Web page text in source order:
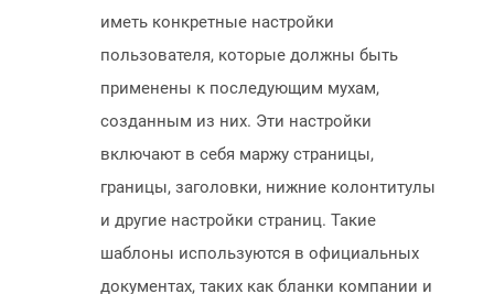
иметь конкретные настройки
пользователя, которые должны быть
применены к последующим мухам,
созданным из них. Эти настройки
включают в себя маржу страницы,
границы, заголовки, нижние колонтитулы
и другие настройки страниц. Такие
шаблоны используются в официальных
документах, таких как бланки компании и